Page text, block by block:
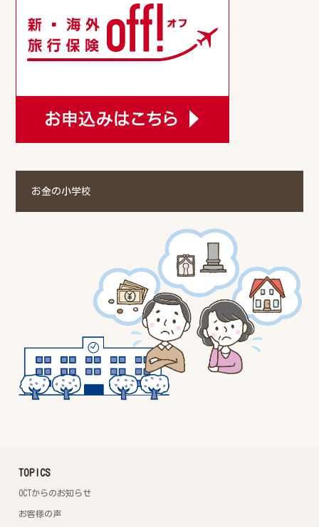
お金の小学校
TOPICS
OCTからのお知らせ
お客様の声